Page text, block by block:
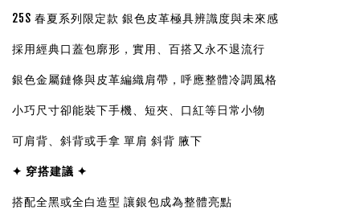
25S 春夏系列限定款 銀色皮革極具辨識度與未來感
採用經典口蓋包廓形，實用、百搭又永不退流行
銀色金屬鏈條與皮革編織肩帶，呼應整體冷調風格
小巧尺寸卻能裝下手機、短夾、口紅等日常小物
可肩背、斜背或手拿 單肩 斜背 腋下
✦ 穿搭建議 ✦
搭配全黑或全白造型 讓銀包成為整體亮點